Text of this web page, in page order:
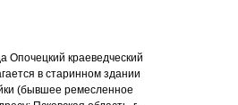
Опочецкий краеведческий
в старинном здании
(бывшее ремесленное